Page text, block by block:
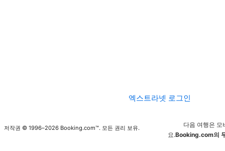
엑스트라넷 로그인
저작권 © 1996–2026 Booking.com™. 모든 권리 보유.
다음 여행은 모
요.Booking.com의